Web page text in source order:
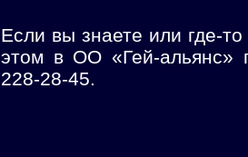
Если вы знаете или где-
этом в ОО «Гей-альянс»
228-28-45.